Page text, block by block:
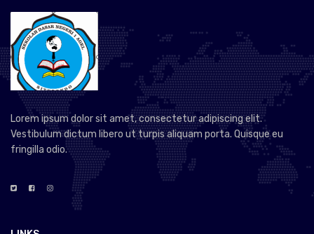
Lorem ipsum dolor sit amet, consectetur adipiscing elit.
Vestibulum dictum libero ut turpis aliquam porta. Quisque eu
fringilla odio.